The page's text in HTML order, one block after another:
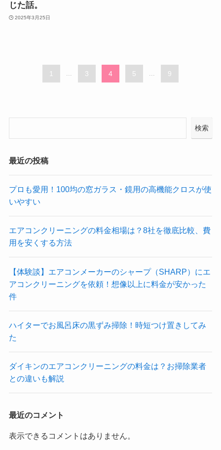
じた話。
2025年3月25日
1 ... 3 4 5 ... 9
検索
最近の投稿
プロも愛用！100均の窓ガラス・鏡用の高機能クロスが使
いやすい
エアコンクリーニングの料金相場は？8社を徹底比較、費
用を安くする方法
【体験談】エアコンメーカーのシャープ（SHARP）にエ
アコンクリーニングを依頼！想像以上に料金が安かった
件
ハイターでお風呂床の黒ずみ掃除！時短つけ置きしてみ
た
ダイキンのエアコンクリーニングの料金は？お掃除業者
との違いも解説
最近のコメント
表示できるコメントはありません。